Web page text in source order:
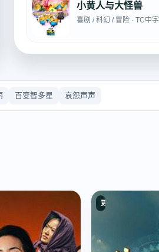
小黄人与大怪兽
喜剧 / 科幻 / 冒险 · TC中字
百变智多星 哀怨声声
更新至159集